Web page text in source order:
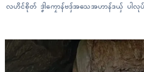
လဟိၚ်စိုတ် ဒၞါဲကၠောန်ဗဒှ်အသေအဟာန်ဒယှ် ပါလုပ်